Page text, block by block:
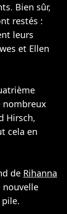
Bien sûr,
restés :
leurs
et Ellen
nombreux
Hirsch,
cela en
de Rihanna
nouvelle